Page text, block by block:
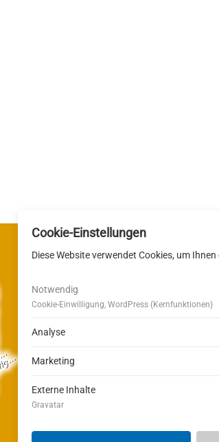
Cookie-Einstellungen
Diese Website verwendet Cookies, um
Notwendig
Cookie-Einwilligung, WordPress (Kernfunktionen)
Analyse
Marketing
Externe Inhalte
Gravatar